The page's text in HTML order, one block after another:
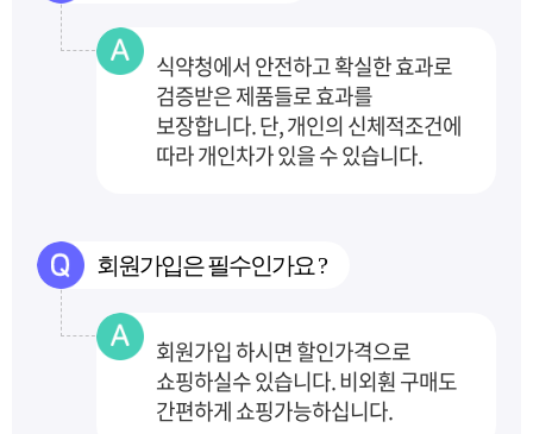
식약청에서 안전하고 확실한 효과로
검증받은 제품들로 효과를
보장합니다.단, 개인의 신체적조건에
따라 개인차가 있을 수 있습니다.
회원가입은 필수인가요 ?
회원가입 하시면 할인가격으로
쇼핑하실수 있습니다. 비외훤 구매도
간편하게 쇼핑가능하십니다.